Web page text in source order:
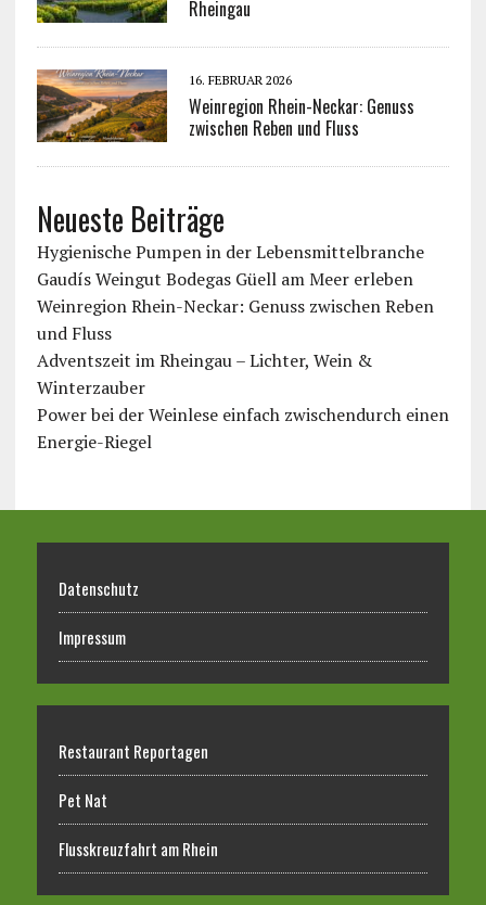
Rheingau
16. FEBRUAR 2026
Weinregion Rhein-Neckar: Genuss
zwischen Reben und Fluss
Neueste Beiträge
Hygienische Pumpen in der Lebensmittelbranche
Gaudís Weingut Bodegas Güell am Meer erleben
Weinregion Rhein-Neckar: Genuss zwischen Reben
und Fluss
Adventszeit im Rheingau – Lichter, Wein &
Winterzauber
Power bei der Weinlese einfach zwischendurch einen
Energie-Riegel
Datenschutz
Impressum
Restaurant Reportagen
Pet Nat
Flusskreuzfahrt am Rhein